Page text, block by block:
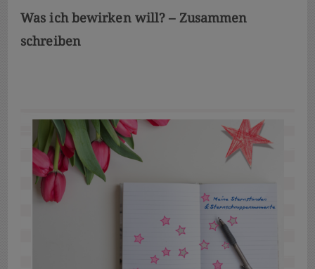
Was ich bewirken will? – Zusammen
schreiben